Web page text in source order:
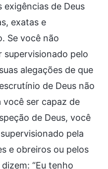
de Deus
exatas e
Se você não
supervisionado pelo
alegações de que
de Deus não
você ser capaz de
de Deus, você
pela
e obreiros ou pelos
“Eu tenho